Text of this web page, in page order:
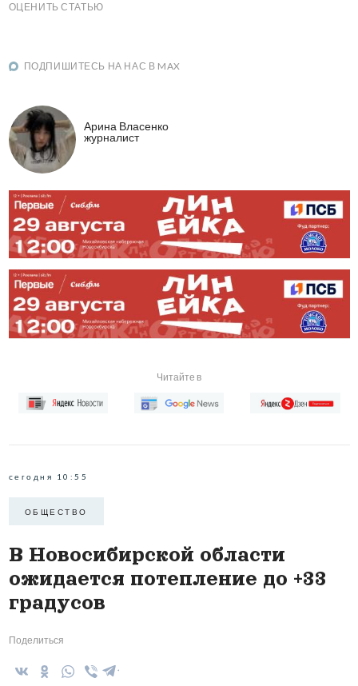
ОЦЕНИТЬ СТАТЬЮ
ПОДПИШИТЕСЬ НА НАС В MAX
Арина Власенко
журналист
Читайте в
сегодня 10:55
ОБЩЕСТВО
В Новосибирской области
ожидается потепление до +33
градусов
Поделиться